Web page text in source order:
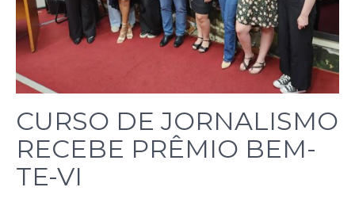
CURSO DE JORNALISMO
RECEBE PRÊMIO BEM-
TE-VI